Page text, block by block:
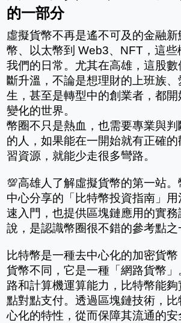
的一部分
虛擬貨幣不再是遙不可及的金融
幣、以太幣到 Web3、NFT，這些
我們的日常。尤其在高雄，這股
斷升溫，不論是想理財的上班族
生，甚至是轉型中的創業者，都
變化的世界。
幣圈不只是熱血，也需要專業與
的人，如果能在一開始就有正確
習資源，就能少走很多彎路。
💯高雄人了解虛擬貨幣的第一站
中心分享的「比特幣投資指南」
速入門，也提供區塊鏈應用的實
說，是認識幣圈很不錯的參考點之
比特幣是一種去中心化的加密貨
貨幣不同，它是一種「網路貨幣
路和計算機運算能力，比特幣能
點對點支付。透過區塊鏈技術，
心化的特性，從而保障其流通的